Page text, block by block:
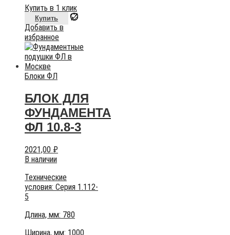
Купить в 1 клик
Купить
Добавить в
избранное
Блоки ФЛ
БЛОК ДЛЯ
ФУНДАМЕНТА
ФЛ 10.8-3
2021,00 ₽
В наличии
Технические
условия: Серия 1.112-
5
Длина, мм: 780
Ширина, мм: 1000